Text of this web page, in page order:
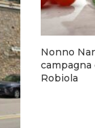
Nonno
campagna
Robiola